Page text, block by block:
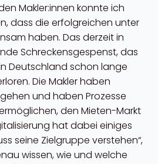
Makler:innen konnte ich
dass die erfolgreichen unter
haben. Das derzeit in
Schreckensgespenst, das
Deutschland schon lange
Die Makler haben
und haben Prozesse
den Mieten-Markt
hat dabei einiges
seine Zielgruppe verstehen“,
wissen, wie und welche